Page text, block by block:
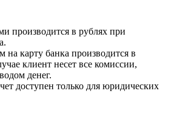
производится в рублях при
на карту банка производится в
клиент несет все комиссии,
денег.
доступен только для юридических